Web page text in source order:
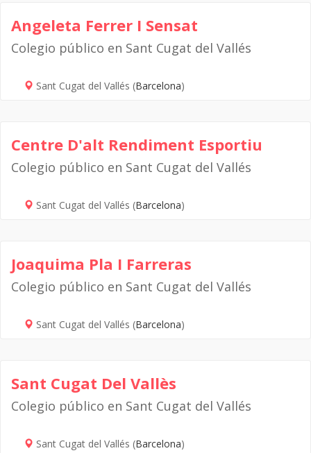
Angeleta Ferrer I Sensat
Colegio público en Sant Cugat del Vallés
Sant Cugat del Vallés (Barcelona)
Centre D'alt Rendiment Esportiu
Colegio público en Sant Cugat del Vallés
Sant Cugat del Vallés (Barcelona)
Joaquima Pla I Farreras
Colegio público en Sant Cugat del Vallés
Sant Cugat del Vallés (Barcelona)
Sant Cugat Del Vallès
Colegio público en Sant Cugat del Vallés
Sant Cugat del Vallés (Barcelona)